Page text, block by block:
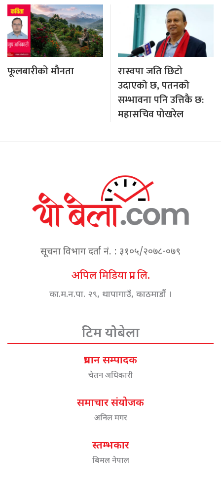
फूलबारीको मौनता
रास्वपा जति छिटो
उदाएको छ, पतनको
सम्भावना पनि उत्तिकै छ:
महासचिव पोखरेल
सूचना विभाग दर्ता नं. : ३१०५/२०७८-०७९
अपिल मिडिया प्रा. लि.
का.म.न.पा. २९, थापागाउँ, काठमाडौं ।
टिम योबेला
प्रधान सम्पादक
चेतन अधिकारी
समाचार संयोजक
अनिल मगर
स्तम्भकार
बिमल नेपाल